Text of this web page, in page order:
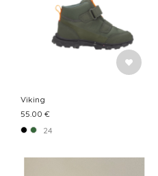
Viking
55.00 €
24